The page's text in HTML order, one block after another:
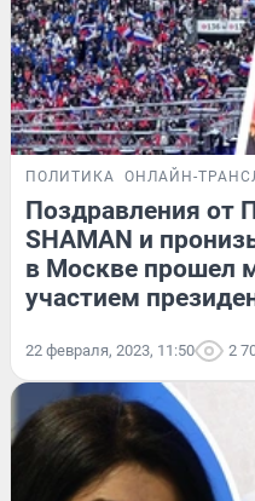
ПОЛИТИКА ОНЛАЙН-
Поздравления от
SHAMAN и
в Москве прошел
участием
22 февраля, 2023, 11:50 2